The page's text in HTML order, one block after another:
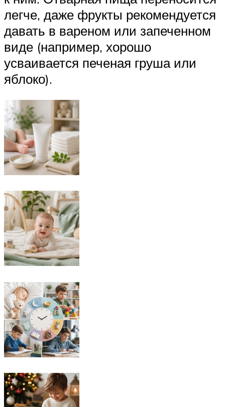
легче, даже фрукты рекомендуется
давать в вареном или запеченном
виде (например, хорошо
усваивается печеная груша или
яблоко).